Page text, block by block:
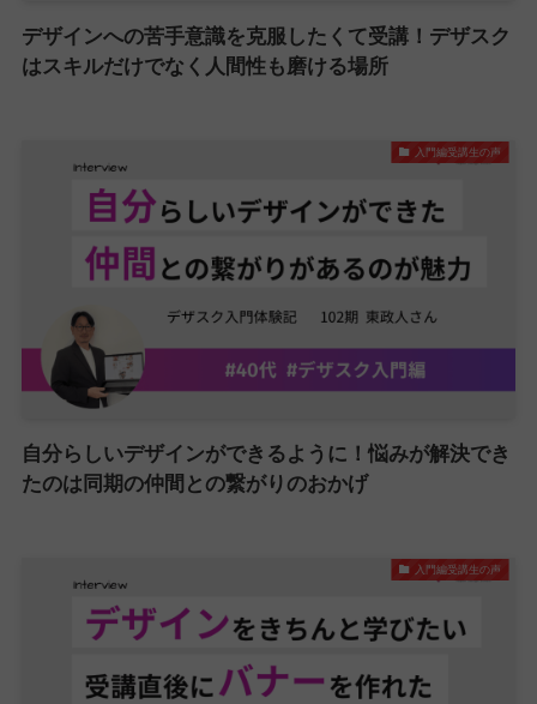
デザインへの苦手意識を克服したくて受講！デザスク
はスキルだけでなく人間性も磨ける場所
入門編受講生の声
自分らしいデザインができるように！悩みが解決でき
たのは同期の仲間との繋がりのおかげ
入門編受講生の声